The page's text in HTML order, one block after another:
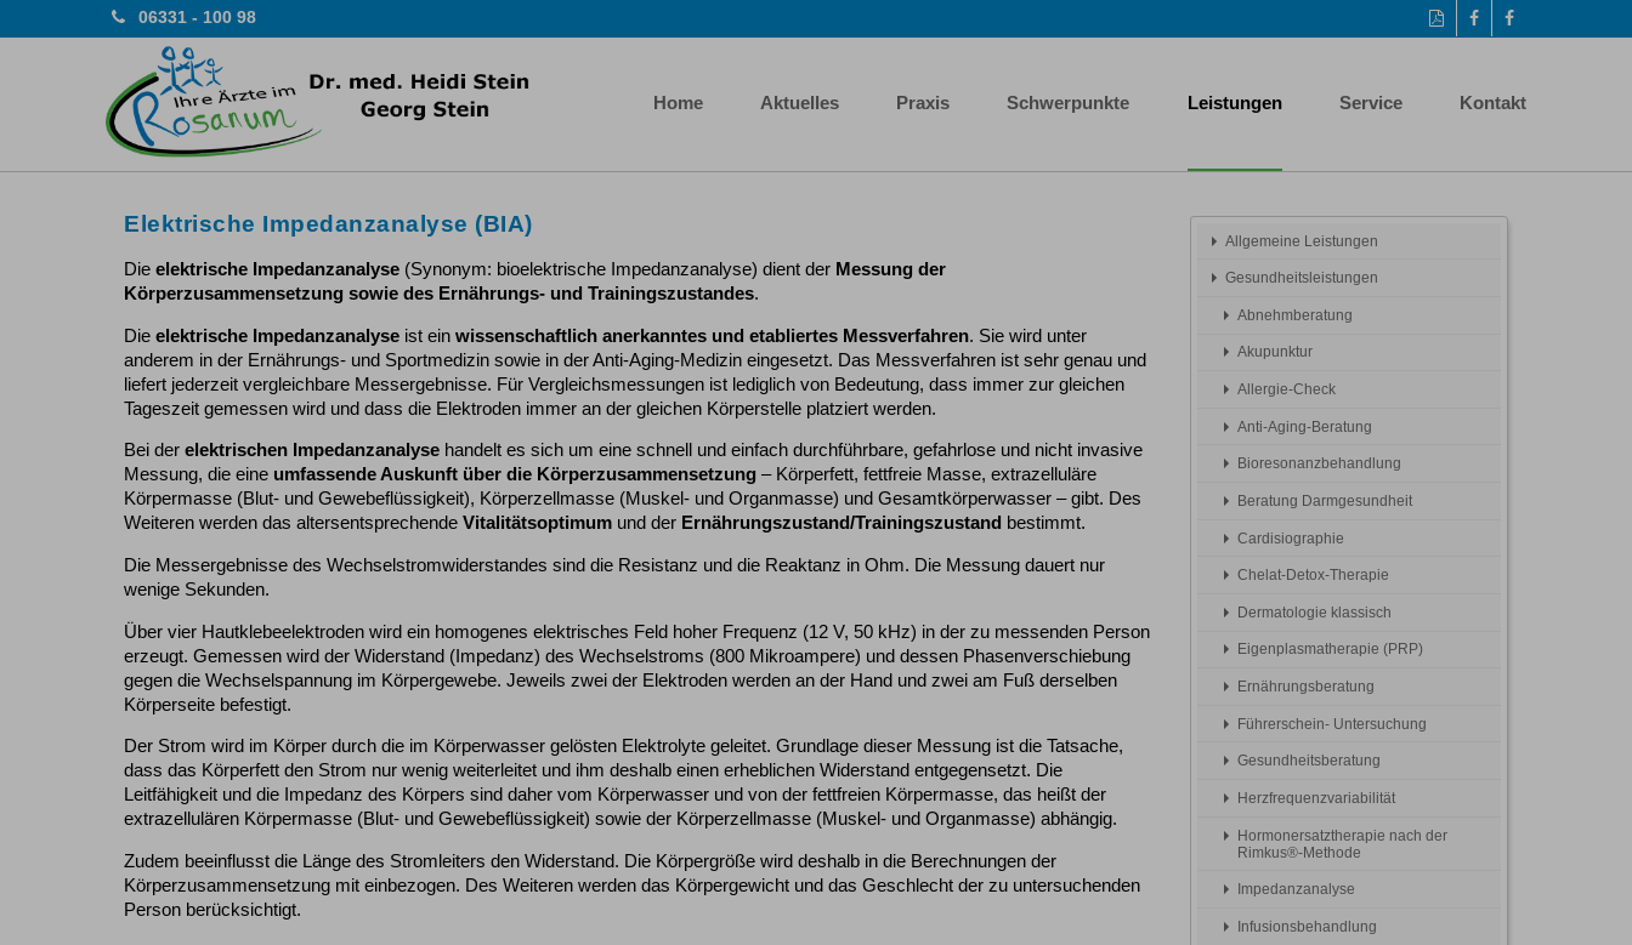
06331 - 100 98
Diese
Seite
drucken
Auf
Facebook
Facebook-
Seite
Home
Aktuelles Praxis Schwerpunkte Leistungen Service Kontakt
Elektrische Impedanzanalyse (BIA)
Die elektrische Impedanzanalyse (Synonym: bioelektrische Impedanzanalyse) dient der Messung der
Körperzusammensetzung sowie des Ernährungs- und Trainingszustandes.
Die elektrische Impedanzanalyse ist ein wissenschaftlich anerkanntes und etabliertes Messverfahren. Sie wird unter
anderem in der Ernährungs- und Sportmedizin sowie in der Anti-Aging-Medizin eingesetzt. Das Messverfahren ist sehr genau und
liefert jederzeit vergleichbare Messergebnisse. Für Vergleichsmessungen ist lediglich von Bedeutung, dass immer zur gleichen
Tageszeit gemessen wird und dass die Elektroden immer an der gleichen Körperstelle platziert werden.
Bei der elektrischen Impedanzanalyse handelt es sich um eine schnell und einfach durchführbare, gefahrlose und nicht invasive
Messung, die eine umfassende Auskunft über die Körperzusammensetzung – Körperfett, fettfreie Masse, extrazelluläre
Körpermasse (Blut- und Gewebeflüssigkeit), Körperzellmasse (Muskel- und Organmasse) und Gesamtkörperwasser – gibt. Des
Weiteren werden das altersentsprechende Vitalitätsoptimum und der Ernährungszustand/Trainingszustand bestimmt.
Die Messergebnisse des Wechselstromwiderstandes sind die Resistanz und die Reaktanz in Ohm. Die Messung dauert nur
wenige Sekunden.
Über vier Hautklebeelektroden wird ein homogenes elektrisches Feld hoher Frequenz (12 V, 50 kHz) in der zu messenden Person
erzeugt. Gemessen wird der Widerstand (Impedanz) des Wechselstroms (800 Mikroampere) und dessen Phasenverschiebung
gegen die Wechselspannung im Körpergewebe. Jeweils zwei der Elektroden werden an der Hand und zwei am Fuß derselben
Körperseite befestigt.
Der Strom wird im Körper durch die im Körperwasser gelösten Elektrolyte geleitet. Grundlage dieser Messung ist die Tatsache,
dass das Körperfett den Strom nur wenig weiterleitet und ihm deshalb einen erheblichen Widerstand entgegensetzt. Die
Leitfähigkeit und die Impedanz des Körpers sind daher vom Körperwasser und von der fettfreien Körpermasse, das heißt der
extrazellulären Körpermasse (Blut- und Gewebeflüssigkeit) sowie der Körperzellmasse (Muskel- und Organmasse) abhängig.
Zudem beeinflusst die Länge des Stromleiters den Widerstand. Die Körpergröße wird deshalb in die Berechnungen der
Körperzusammensetzung mit einbezogen. Des Weiteren werden das Körpergewicht und das Geschlecht der zu untersuchenden
Person berücksichtigt.
Allgemeine Leistungen
Gesundheitsleistungen
Abnehmberatung
Akupunktur
Allergie-Check
Anti-Aging-Beratung
Bioresonanzbehandlung
Beratung Darmgesundheit
Cardisiographie
Chelat-Detox-Therapie
Dermatologie klassisch
Eigenplasmatherapie (PRP)
Ernährungsberatung
Führerschein- Untersuchung
Gesundheitsberatung
Herzfrequenzvariabilität
Hormonersatztherapie nach der
Rimkus®-Methode
Impedanzanalyse
Infusionsbehandlung